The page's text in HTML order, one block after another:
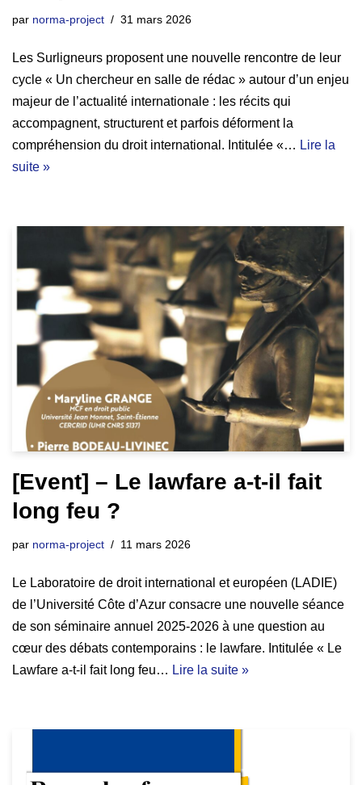
par norma-project 31 mars 2026
Les Surligneurs proposent une nouvelle rencontre de leur
cycle « Un chercheur en salle de rédac » autour d’un enjeu
majeur de l’actualité internationale : les récits qui
accompagnent, structurent et parfois déforment la
compréhension du droit international. Intitulée «… Lire la
suite »
[Event] – Le lawfare a-t-il fait
long feu ?
par norma-project 11 mars 2026
Le Laboratoire de droit international et européen (LADIE)
de l’Université Côte d’Azur consacre une nouvelle séance
de son séminaire annuel 2025-2026 à une question au
cœur des débats contemporains : le lawfare. Intitulée « Le
Lawfare a-t-il fait long feu… Lire la suite »